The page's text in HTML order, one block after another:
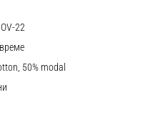
22
50% modal